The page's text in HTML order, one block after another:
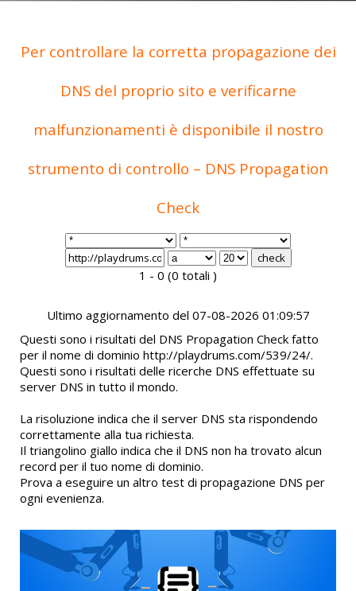
Per controllare la corretta propagazione dei
DNS del proprio sito e verificarne
malfunzionamenti è disponibile il nostro
strumento di controllo – DNS Propagation
Check
1 - 0 (0 totali )
Ultimo aggiornamento del 07-08-2026 01:09:57
Questi sono i risultati del DNS Propagation Check fatto
per il nome di dominio http://playdrums.com/539/24/.
Questi sono i risultati delle ricerche DNS effettuate su
server DNS in tutto il mondo.
La risoluzione indica che il server DNS sta rispondendo
correttamente alla tua richiesta.
Il triangolino giallo indica che il DNS non ha trovato alcun
record per il tuo nome di dominio.
Prova a eseguire un altro test di propagazione DNS per
ogni evenienza.